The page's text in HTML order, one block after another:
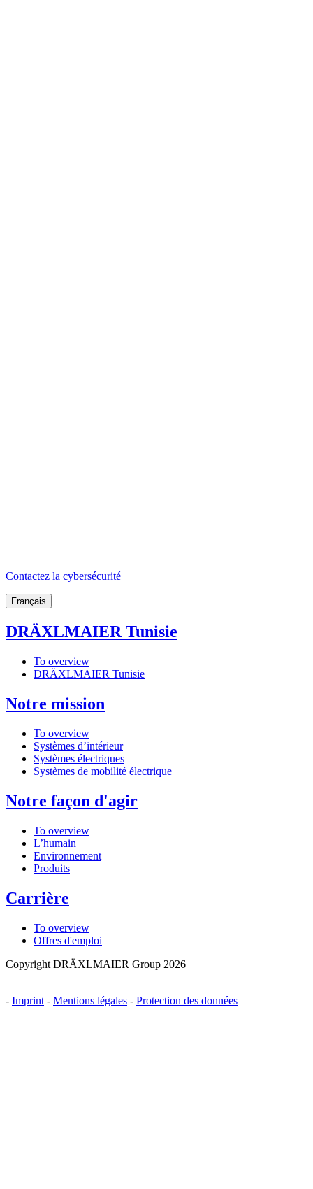
Contactez la cybersécurité
Français
DRÄXLMAIER Tunisie
To overview
DRÄXLMAIER Tunisie
Notre mission
To overview
Systèmes d’intérieur
Systèmes électriques
Systèmes de mobilité électrique
Notre façon d'agir
To overview
L’humain
Environnement
Produits
Carrière
To overview
Offres d'emploi
Copyright DRÄXLMAIER Group 2026
- Imprint - Mentions légales - Protection des données